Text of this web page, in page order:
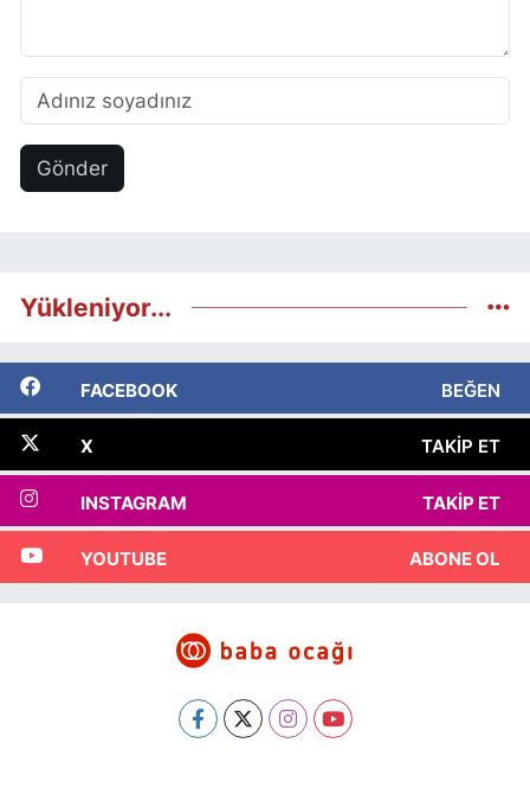
Gönder
Yükleniyor...
FACEBOOK BEĞEN
X TAKIP ET
INSTAGRAM TAKIP ET
YOUTUBE ABONE OL